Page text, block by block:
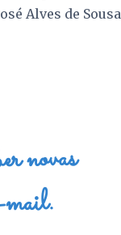
Alves de Sousa
novas
mail.